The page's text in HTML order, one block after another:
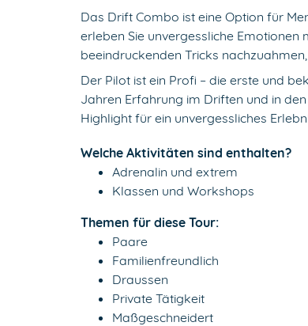
Das Drift Combo ist eine Option für
erleben Sie unvergessliche Emotionen
beeindruckenden Tricks
Der Pilot ist ein Profi – die erste und
Jahren Erfahrung im Driften und in
Highlight für ein unvergessliches
Welche Aktivitäten sind enthalten?
Adrenalin und extrem
Klassen und Workshops
Themen für diese Tour:
Paare
Familienfreundlich
Draussen
Private Tätigkeit
Maßgeschneidert